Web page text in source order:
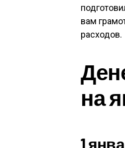
вам
расходов.
на
1